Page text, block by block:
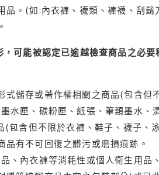
品。(如:內衣褲、襪類、褲襪、刮鬍
，可能被認定已逾越檢查商品之必
式儲存或著作權相關之商品(包含但
水匣、碳粉匣、紙張、筆類墨水、
包含但不限於衣褲、鞋子、襪子、
品有不可回復之髒污或磨損痕跡。
、內衣褲等消耗性或個人衛生用